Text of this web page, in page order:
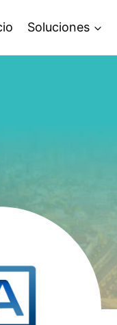
Soluciones